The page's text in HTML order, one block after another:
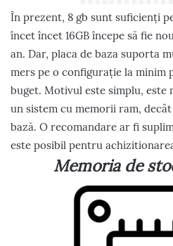
În prezent, 8 gb sunt suficienți
încet încet 16GB începe să fie
an. Dar, placa de baza suporta
mers pe o configurație la minim
buget. Motivul este simplu, este
un sistem cu memorii ram,
bază. O recomandare ar fi
este posibil pentru
Memoria de